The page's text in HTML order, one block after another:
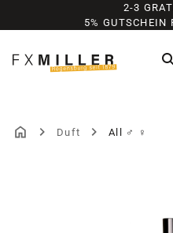
Zum Hauptinhalt
2-3
5% GUTSCHEIN
Duft All ♂ ♀